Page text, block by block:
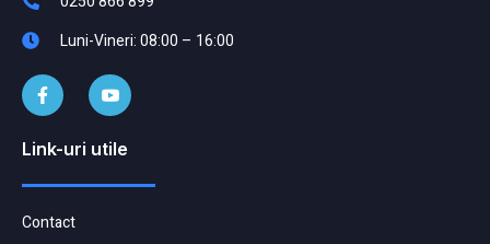
Luni-Vineri: 08:00 – 16:00
Link-uri utile
Contact